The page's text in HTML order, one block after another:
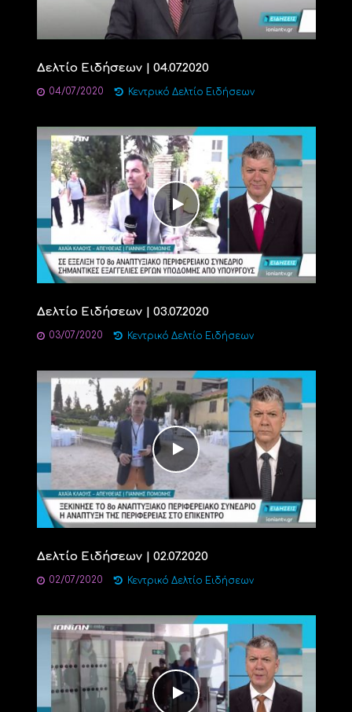
Δελτίο Ειδήσεων | 04.07.2020
04/07/2020 Κεντρικό Δελτίο Ειδήσεων
Δελτίο Ειδήσεων | 03.07.2020
03/07/2020 Κεντρικό Δελτίο Ειδήσεων
Δελτίο Ειδήσεων | 02.07.2020
02/07/2020 Κεντρικό Δελτίο Ειδήσεων